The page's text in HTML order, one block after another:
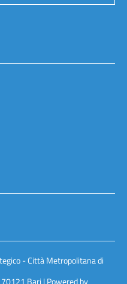
- Città Metropolitana di
Bari | Powered by